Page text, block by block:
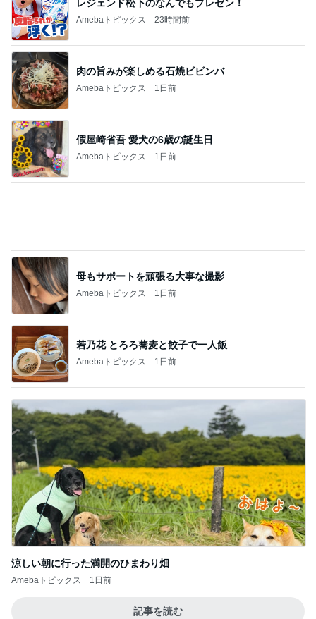
レジェンド松下のなんでもプレゼン！
Amebaトピックス 23時間前
肉の旨みが楽しめる石焼ビビンバ
Amebaトピックス 1日前
假屋崎省吾 愛犬の6歳の誕生日
Amebaトピックス 1日前
若乃花 とろろ蕎麦と餃子で一人飯
Amebaトピックス 1日前
涼しい朝に行った満開のひまわり畑
Amebaトピックス 1日前
記事を読む
Amebaトピックス 21時間前